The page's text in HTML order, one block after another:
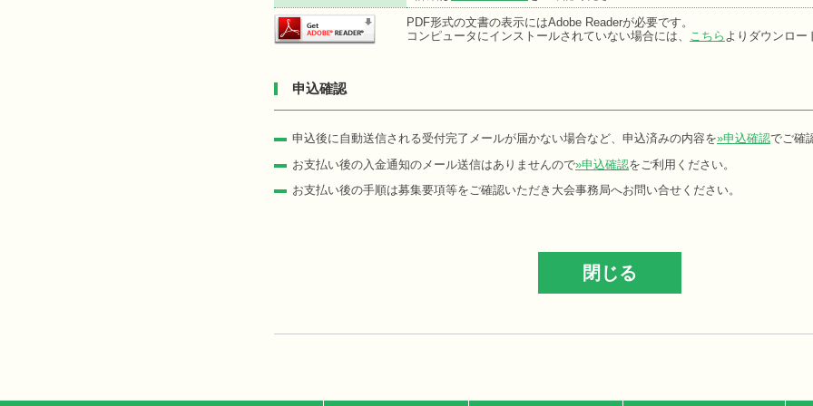
PDF形式の文書の表示にはAdobe Readerが必要です。
コンピュータにインストールされていない場合には、 こちら よりダウンロー
申込確認
申込後に自動送信される受付完了メールが届かない場合など、申込済みの内容を»申込確認でご確
お支払い後の入金通知のメール送信はありませんので»申込確認をご利用ください。
お支払い後の手順は募集要項等をご確認いただき大会事務局へお問い合せください。